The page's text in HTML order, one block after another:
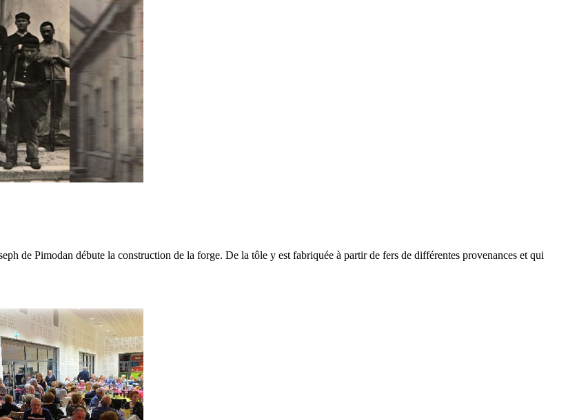
de Pimodan débute la construction de la forge. De la tôle y est fabriquée à partir de fers de différentes provenances et qui